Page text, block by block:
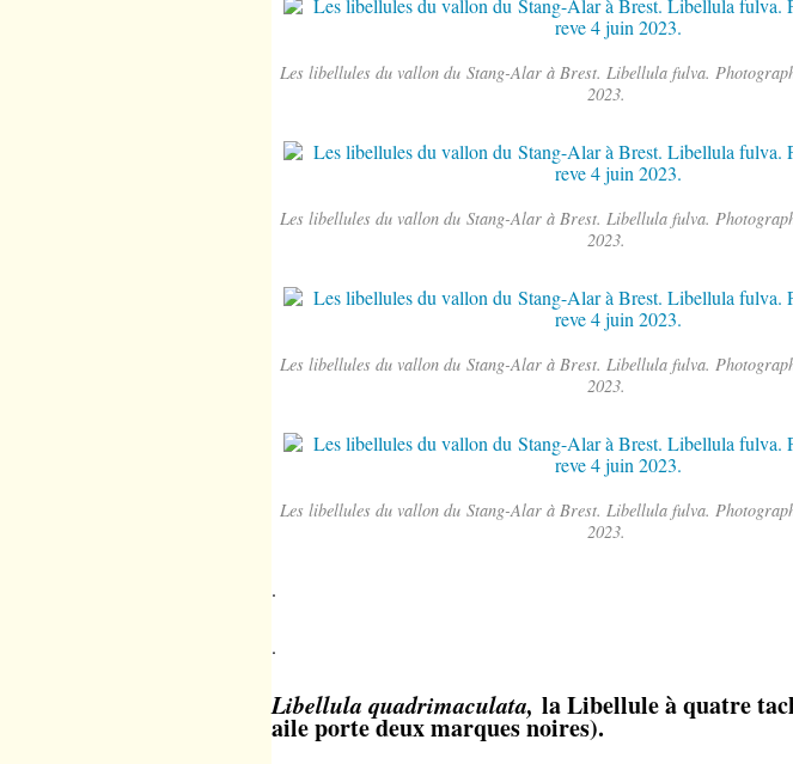
Les libellules du vallon du Stang-Alar à Brest. Libellula fulva.
2023.
Les libellules du vallon du Stang-Alar à Brest. Libellula fulva.
2023.
Les libellules du vallon du Stang-Alar à Brest. Libellula fulva.
2023.
Les libellules du vallon du Stang-Alar à Brest. Libellula fulva.
2023.
.
.
Libellula quadrimaculata, la Libellule à quatre
aile porte deux marques noires).